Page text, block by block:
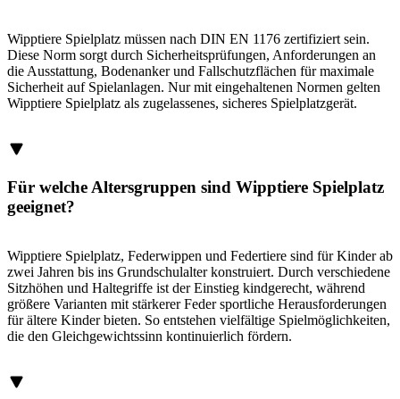
Wipptiere Spielplatz müssen nach DIN EN 1176 zertifiziert sein.
Diese Norm sorgt durch Sicherheitsprüfungen, Anforderungen an
die Ausstattung, Bodenanker und Fallschutzflächen für maximale
Sicherheit auf Spielanlagen. Nur mit eingehaltenen Normen gelten
Wipptiere Spielplatz als zugelassenes, sicheres Spielplatzgerät.
Für welche Altersgruppen sind Wipptiere Spielplatz
geeignet?
Wipptiere Spielplatz, Federwippen und Federtiere sind für Kinder ab
zwei Jahren bis ins Grundschulalter konstruiert. Durch verschiedene
Sitzhöhen und Haltegriffe ist der Einstieg kindgerecht, während
größere Varianten mit stärkerer Feder sportliche Herausforderungen
für ältere Kinder bieten. So entstehen vielfältige Spielmöglichkeiten,
die den Gleichgewichtssinn kontinuierlich fördern.